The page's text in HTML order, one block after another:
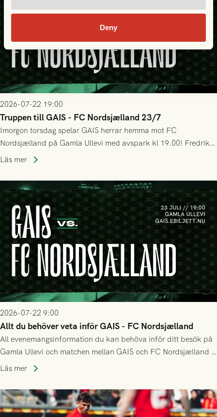
Deny
2026-07-22 19:00
Truppen till GAIS - FC Nordsjælland 23/7
Imorgon torsdag spelar GAIS herrar hemma mot FC
Nordsjælland på Gamla Ullevi med avspark kl 19.00! Fredrik
Holmberg och ledarstaben har tagit ut följande trupp till
Läs mer
2026-07-22 9:00
Allt du behöver veta inför GAIS - FC Nordsjælland
All evenemangsinformation du kan behöva inför ditt besök på
Gamla Ullevi och matchen mellan GAIS och FC Nordsjælland i
kvalet till Conference League! Avspark kl 19.00 på torsdag
Läs mer